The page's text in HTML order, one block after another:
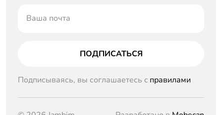
Ваша почта
ПОДПИСАТЬСЯ
Подписываясь, вы соглашаетесь c правилами